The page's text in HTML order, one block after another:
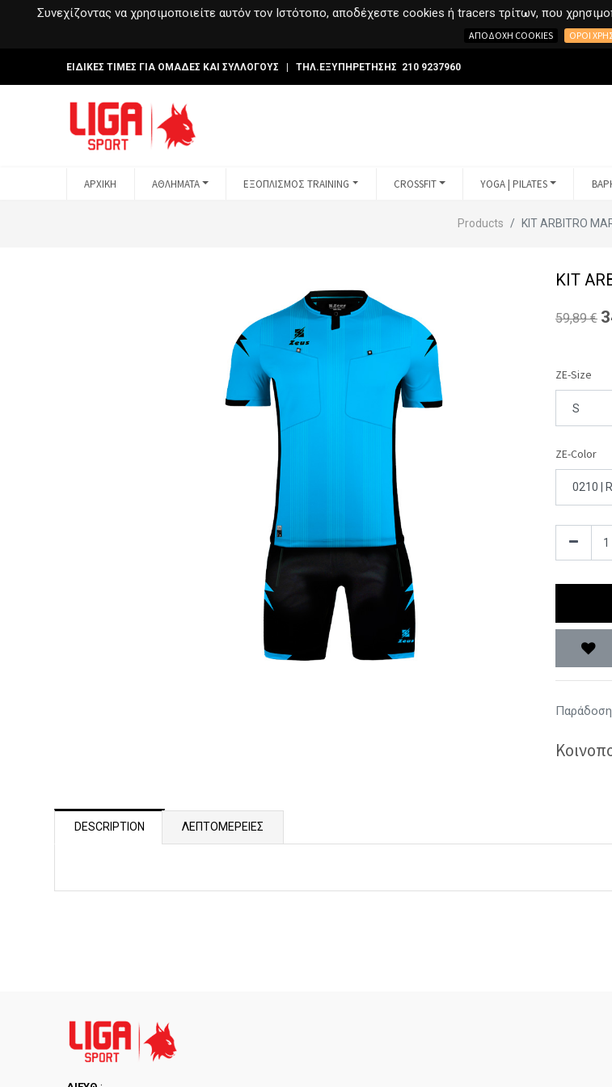
Συνεχίζοντας να χρησιμοποιείτε αυτόν τον Ιστότοπο, αποδέχεστε cookies ή tracers τρίτων, που
ΑΠΟΔΟΧΉ COOKIES ΌΡΟΙ
ΕΙΔΙΚΕΣ ΤΙΜΕΣ ΓΙΑ ΟΜΑΔΕΣ ΚΑΙ ΣΥΛΛΟΓΟΥΣ | ΤΗΛ.ΕΞΥΠΗΡΕΤΗΣΗΣ 210 9237960
ΑΡΧΙΚΗ ΑΘΛΗΜΑΤΑ ΕΞΟΠΛΙΣΜΟΣ TRAINING CROSSFIT YOGA | PILATES
Products KIT ARBITRO
KIT
59,89€
ZE-Size
ZE-Color
DESCRIPTION ΛΕΠΤΟΜΕΡΕΙΕΣ